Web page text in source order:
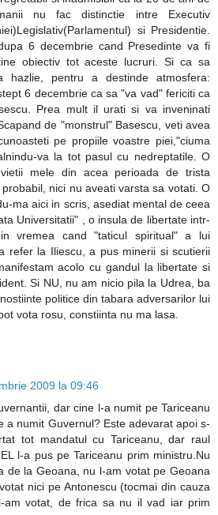
nu fac distinctie intre Executiv
si Presidentie.
6 decembrie cand Presedinte va fi
obiectiv tot aceste lucruri. Si ca sa
hazlie, pentru a destinde atmosfera:
6 decembrie ca sa "va vad" fericiti ca
Prea mult il urati si va inveninati
de "monstrul" Basescu, veti avea
pe propiile voastre piei,"ciuma
va la tot pasul cu nedreptatile. O
mele din acea perioada de trista
nici nu aveati varsta sa votati. O
ma aici in scris, asediat mental de ceea
Universitatii" , o insula de libertate intr-
vremea cand "taticul spiritual" a lui
refer la Iliescu, a pus minerii si scutierii
acolo cu gandul la libertate si
Si NU, nu am nicio pila la Udrea, ba
politice din tabara adversarilor lui
vota rosu, constiinta nu ma lasa.
2009 la 09:46
dar cine l-a numit pe Tariceanu
a numit Guvernul? Este adevarat apoi s-
tot mandatul cu Tariceanu, dar raul
l-a pus pe Tariceanu prim ministru.Nu
de la Geoana, nu l-am votat pe Geoana
nici pe Antonescu (tocmai din cauza
am votat, de frica sa nu il vad iar prim